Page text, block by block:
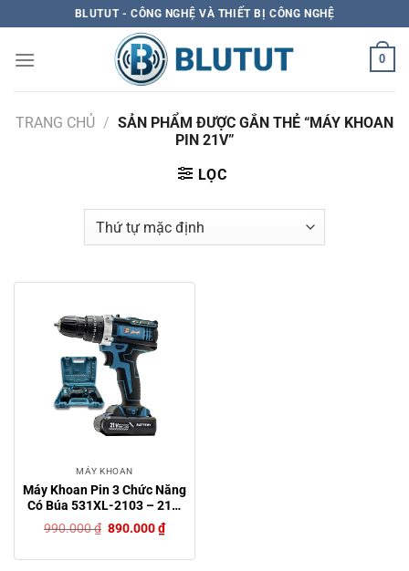
to
content
BLUTUT - CÔNG NGHỆ VÀ THIẾT BỊ CÔNG NGHỆ
0
TRANG CHỦ / SẢN PHẨM ĐƯỢC GẮN THẺ “MÁY KHOAN
PIN 21V”
LỌC
MÁY KHOAN
Máy Khoan Pin 3 Chức Năng
Có Búa 531XL-2103 – 21V,
Ruột Đồng 100%, Đầu Kẹp
10mm, Tặng Bộ Phụ Kiện 24
990.000₫ Giá
990.000 ₫.
890.000₫Giá
hiện
là: